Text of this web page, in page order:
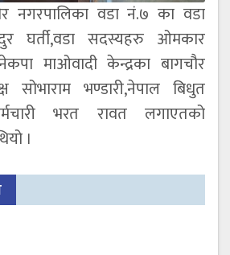
नगरपालिका वडा नं.७ का वडा
घर्ती,वडा सदस्यहरु ओमकार
माओवादी केन्द्रका बागचौर
सोभाराम भण्डारी,नेपाल बिधुत
भरत रावत लगाएतको
।